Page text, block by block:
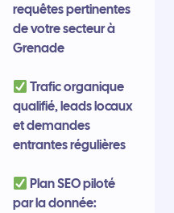
requêtes pertinentes
de votre secteur à
Grenade
Trafic organique
qualifié, leads locaux
et demandes
entrantes régulières
Plan SEO piloté
par la donnée: